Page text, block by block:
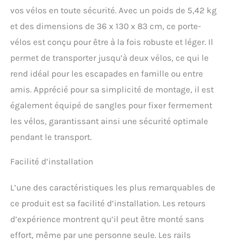
des rails : Environ 15 cm.
Charge maximale : Charge
net : environ 6 kg.
Dimensions (l x H x P) :
vos vélos en toute sécurité. Avec un poids de 5,42 kg
et des dimensions de 36 x 130 x 83 cm, ce porte-
vélos est conçu pour être à la fois robuste et léger. Il
permet de transporter jusqu’à deux vélos, ce qui le
rend idéal pour les escapades en famille ou entre
amis. Apprécié pour sa simplicité de montage, il est
également équipé de sangles pour fixer fermement
les vélos, garantissant ainsi une sécurité optimale
pendant le transport.
Facilité d’installation
L’une des caractéristiques les plus remarquables de
ce produit est sa facilité d’installation. Les retours
d’expérience montrent qu’il peut être monté sans
effort, même par une personne seule. Les rails